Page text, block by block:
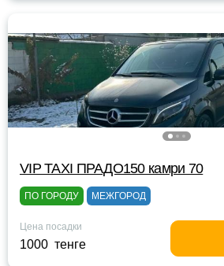
VIP TAXI ПРАДО150 камри 70
ПО ГОРОДУ МЕЖГОРОД
Цена посадки
1000 тенге